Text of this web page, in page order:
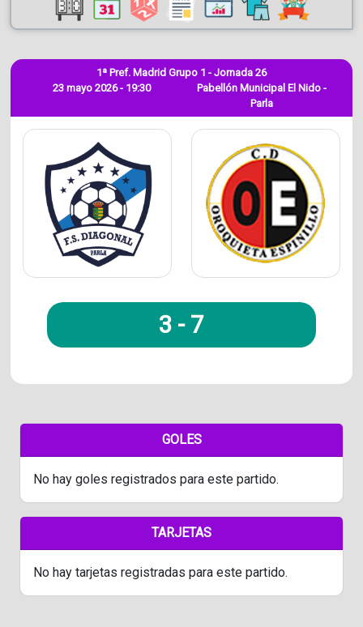
23 mayo 2026 - 19:30
1ª Pref. Madrid Grupo 1 - Jornada 26
Pabellón Municipal El Nido -
Parla
3 - 7
GOLES
No hay goles registrados para este partido.
TARJETAS
No hay tarjetas registradas para este partido.